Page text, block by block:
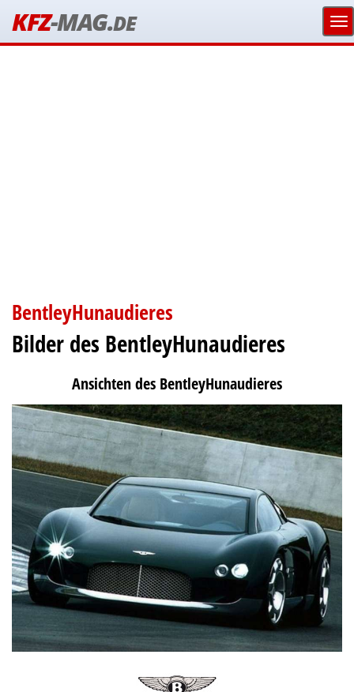
KFZ-MAG.DE
BentleyHunaudieres
Bilder des BentleyHunaudieres
Ansichten des BentleyHunaudieres